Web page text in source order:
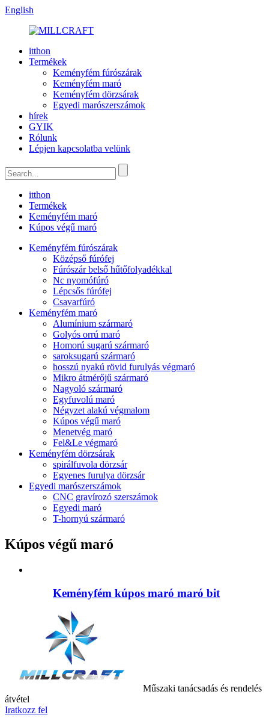
English
itthon
Termékek
Keményfém fúrószárak
Keményfém maró
Keményfém dörzsárak
Egyedi marószerszámok
hírek
GYIK
Rólunk
Lépjen kapcsolatba velünk
itthon
Termékek
Keményfém maró
Kúpos végű maró
Keményfém fúrószárak
Középső fúrófej
Fúrószár belső hűtőfolyadékkal
Nc nyomófúró
Lépcsős fúrófej
Csavarfúró
Keményfém maró
Alumínium szármaró
Golyós orrú maró
Homorú sugarú szármaró
saroksugarú szármaró
hosszú nyakú rövid furulyás végmaró
Mikro átmérőjű szármaró
Nagyoló szármaró
Egyfuvolú maró
Négyzet alakú végmalom
Kúpos végű maró
Menetvég maró
Fel&Le végmaró
Keményfém dörzsárak
spirálfuvola dörzsár
Egyenes furulya dörzsár
Egyedi marószerszámok
CNC gravírozó szerszámok
Egyedi maró
T-hornyú szármaró
Kúpos végű maró
Keményfém kúpos maró maró bit
Műszaki tanácsadás és rendelés
átvétel
Iratkozz fel